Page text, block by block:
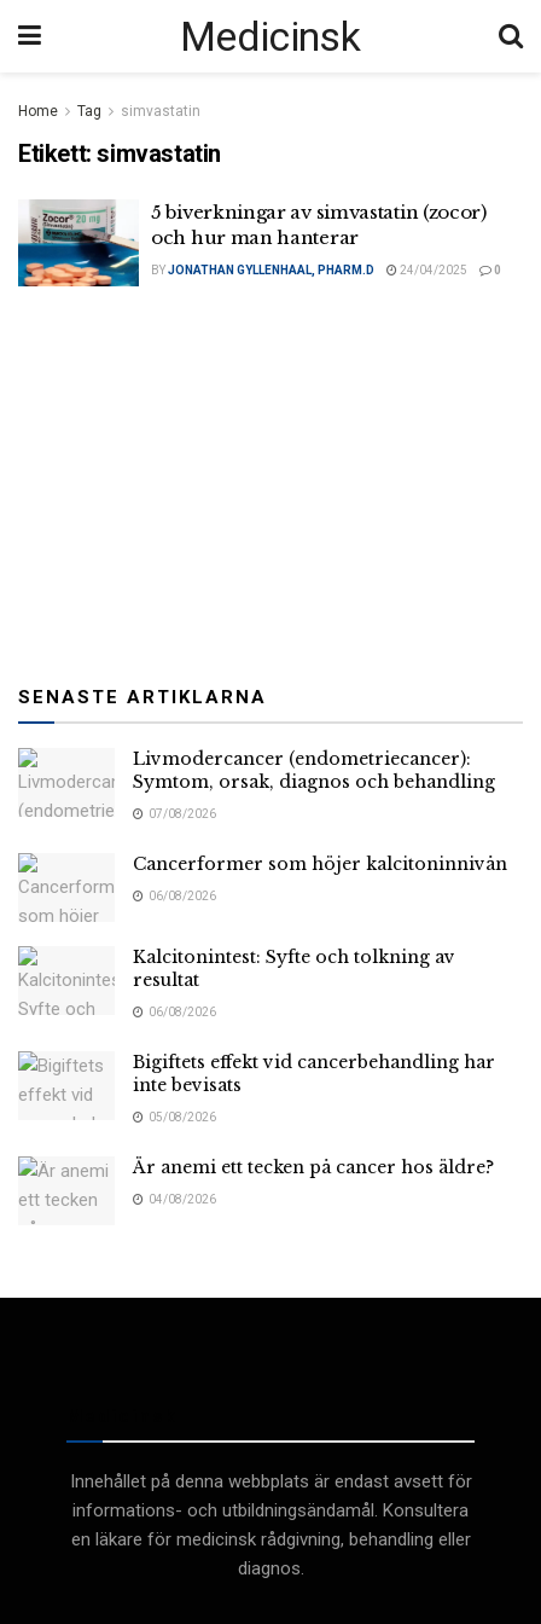
Medicinsk
Home Tag simvastatin
Etikett:simvastatin
5 biverkningar av simvastatin (zocor)
och hur man hanterar
BYJONATHAN GYLLENHAAL, PHARM.D 24/04/2025 0
SENASTE ARTIKLARNA
Livmodercancer (endometriecancer):
Symtom, orsak, diagnos och behandling
07/08/2026
Cancerformer som höjer kalcitoninnivån
06/08/2026
Kalcitonintest: Syfte och tolkning av
resultat
06/08/2026
Bigiftets effekt vid cancerbehandling har
inte bevisats
05/08/2026
Är anemi ett tecken på cancer hos äldre?
04/08/2026
Innehållet på denna webbplats är endast avsett för
informations- och utbildningsändamål. Konsultera
en läkare för medicinsk rådgivning, behandling eller
diagnos.